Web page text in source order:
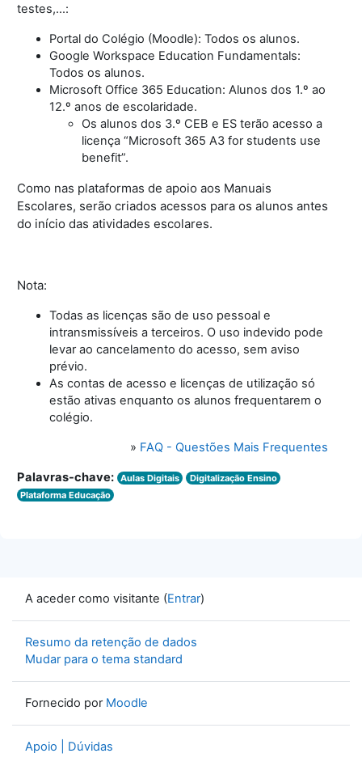
testes,…:
Portal do Colégio (Moodle): Todos os alunos.
Google Workspace Education Fundamentals:
Todos os alunos.
Microsoft Office 365 Education: Alunos dos 1.º ao
12.º anos de escolaridade.
Os alunos dos 3.º CEB e ES terão acesso a
licença “Microsoft 365 A3 for students use
benefit”.
Como nas plataformas de apoio aos Manuais
Escolares, serão criados acessos para os alunos antes
do início das atividades escolares.
Nota:
Todas as licenças são de uso pessoal e
intransmissíveis a terceiros. O uso indevido pode
levar ao cancelamento do acesso, sem aviso
prévio.
As contas de acesso e licenças de utilização só
estão ativas enquanto os alunos frequentarem o
colégio.
» FAQ - Questões Mais Frequentes
Palavras-chave: Aulas Digitais
Digitalização Ensino
Plataforma Educação
A aceder como visitante (Entrar)
Resumo da retenção de dados
Mudar para o tema standard
Fornecido por Moodle
Apoio | Dúvidas